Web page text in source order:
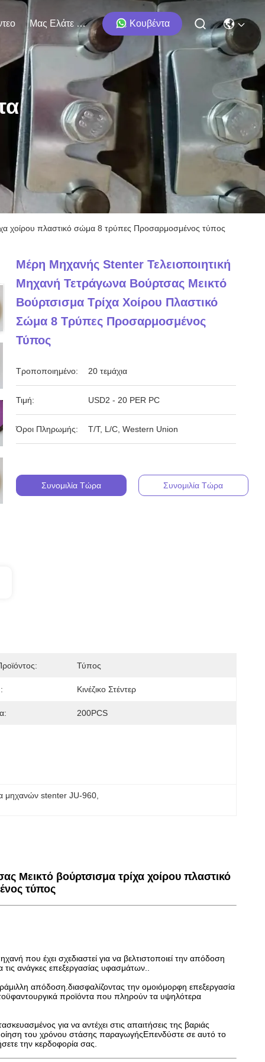
Μας Ελάτε Σε Επαφή Με Κουβέντα
χοίρου πλαστικό σώμα 8 τρύπες Προσαρμοσμένος τύπος
Μέρη Μηχανής Stenter Τελειοποιητική
Μηχανή Τετράγωνα Βούρτσας Μεικτό
Βούρτσισμα Τρίχα Χοίρου Πλαστικό
Σώμα 8 Τρύπες Προσαρμοσμένος
Τύπος
Τροποποιημένο: 20 τεμάχια
Τιμή: USD2 - 20 PER PC
Όροι Πληρωμής: T/T, L/C, Western Union
Συνομιλία Τώρα Συνομιλία Τώρα
Τύπος
Κινέζικο Στέντερ
200PCS
μηχανών stenter JU-960
Μεικτό βούρτσισμα τρίχα χοίρου πλαστικό
τύπος
που έχει σχεδιαστεί για να βελτιστοποιεί την απόδοση
τις ανάγκες επεξεργασίας υφασμάτων..
απόδοση.διασφαλίζοντας την ομοιόμορφη επεξεργασία
προϊόντα που πληρούν τα υψηλότερα
για να αντέχει στις απαιτήσεις της βαριάς
του χρόνου στάσης παραγωγήςΕπενδύστε σε αυτό το
την κερδοφορία σας.